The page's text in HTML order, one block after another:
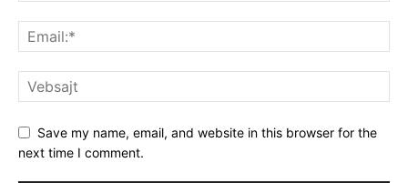
Save my name, email, and website in this browser for the
next time I comment.